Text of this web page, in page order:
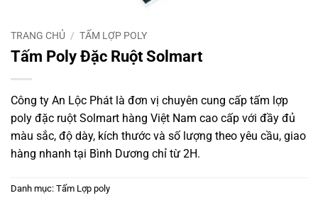
TRANG CHỦ / TẤM LỢP POLY
Tấm Poly Đặc Ruột Solmart
Công ty An Lộc Phát là đơn vị chuyên cung cấp tấm lợp
poly đặc ruột Solmart hàng Việt Nam cao cấp với đầy đủ
màu sắc, độ dày, kích thước và số lượng theo yêu cầu, giao
hàng nhanh tại Bình Dương chỉ từ 2H.
Danh mục: Tấm Lợp poly